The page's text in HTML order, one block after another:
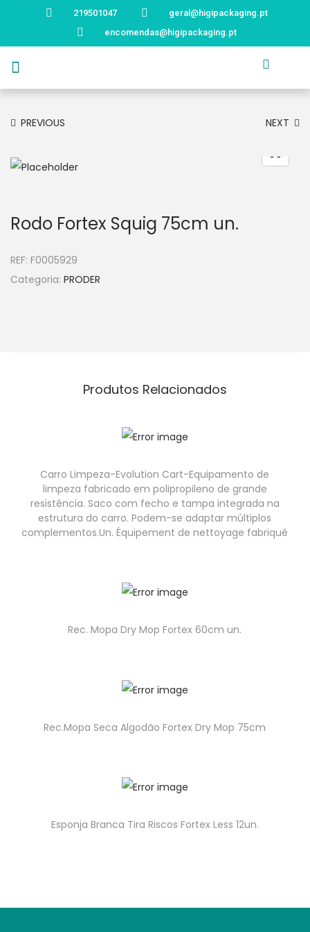
219501047
geral@higipackaging.pt
encomendas@higipackaging.pt
PREVIOUS NEXT
Rodo Fortex Squig 75cm un.
REF: F0005929
Categoria: PRODER
Produtos Relacionados
Carro Limpeza-Evolution Cart-Equipamento de
limpeza fabricado em polipropileno de grande
resistência. Saco com fecho e tampa integrada na
estrutura do carro. Podem-se adaptar múltiplos
complementos.Un. Équipement de nettoyage fabriqué
Rec. Mopa Dry Mop Fortex 60cm un.
Rec.Mopa Seca Algodão Fortex Dry Mop 75cm
Esponja Branca Tira Riscos Fortex Less 12un.